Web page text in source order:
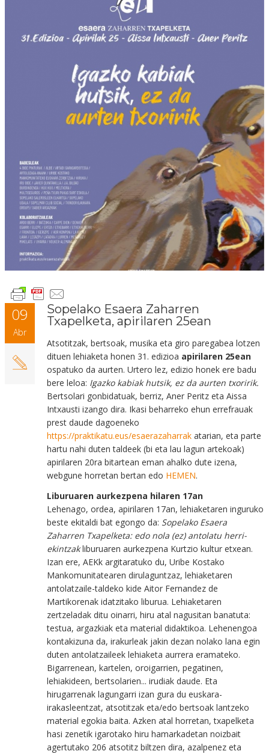
09
Abr
Sopelako Esaera Zaharren
Txapelketa, apirilaren 25ean
Atsotitzak, bertsoak, musika eta giro paregabea lotzen
dituen lehiaketa honen 31. edizioa apirilaren 25ean
ospatuko da aurten. Urtero lez, edizio honek ere badu
bere leloa: Igazko kabiak hutsik, ez da aurten txoririk.
Bertsolari gonbidatuak, berriz, Aner Peritz eta Aissa
Intxausti izango dira. Ikasi beharreko ehun errefrauak
prest daude dagoeneko
https://praktikatu.eus/esaerazaharrak atarian, eta parte
hartu nahi duten taldeek (bi eta lau lagun artekoak)
apirilaren 20ra bitartean eman ahalko dute izena,
webgune horretan bertan edo HEMEN.
Liburuaren aurkezpena hilaren 17an
Lehenago, ordea, apirilaren 17an, lehiaketaren inguruko
beste ekitaldi bat egongo da: Sopelako Esaera
Zaharren Txapelketa: edo nola (ez) antolatu herri-
ekintzakliburuaren aurkezpena Kurtzio kultur etxean.
Izan ere, AEKk argitaratuko du, Uribe Kostako
Mankomunitatearen dirulaguntzaz, lehiaketaren
antolatzaile-taldeko kide Aitor Fernandez de
Martikorenak idatzitako liburua. Lehiaketaren
zertzeladak ditu oinarri, hiru atal nagusitan banatuta:
testua, argazkiak eta material didaktikoa. Lehenengoa
kontakizuna da, irakurleak jakin dezan nolako lana egin
duten antolatzaileek lehiaketa aurrera eramateko.
Bigarrenean, kartelen, oroigarrien, pegatinen,
lehiakideen, bertsolarien... irudiak daude. Eta
hirugarrenak lagungarri izan gura du euskara-
irakasleentzat, atsotitzak eta/edo bertsoak lantzeko
material egokia baita. Azken atal horretan, txapelketa
hasi zenetik igarotako hiru hamarkadetan noizbait
agertutako 206 atsotitz biltzen dira, azalpenez eta